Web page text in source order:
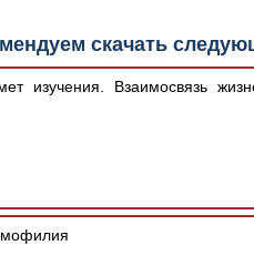
скачать
изучения. Взаимосвязь